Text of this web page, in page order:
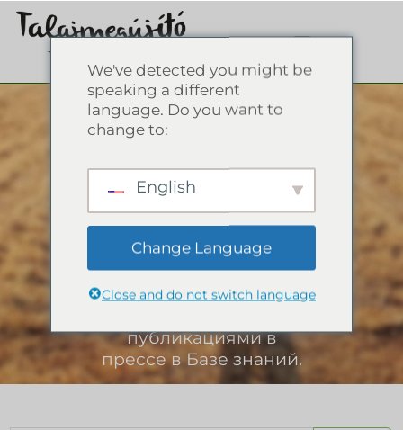
Пресс-релизы
Ознакомьтесь с
записями в нашем
блоге, глоссарием,
мероприятиями, на
которых была
представлена
Ассоциация, и
публикациями в
прессе в Базе знаний.
We've detected you might be
speaking a different
language. Do you want to
change to:
English
Change Language
Close and do not switch language